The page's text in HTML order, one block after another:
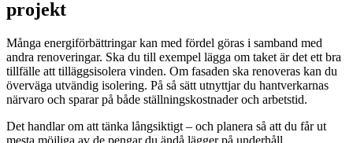
projekt
Många energiförbättringar kan med fördel göras i samband med
andra renoveringar. Ska du till exempel lägga om taket är det ett bra
tillfälle att tilläggsisolera vinden. Om fasaden ska renoveras kan du
överväga utvändig isolering. På så sätt utnyttjar du hantverkarnas
närvaro och sparar på både ställningskostnader och arbetstid.
Det handlar om att tänka långsiktigt – och planera så att du får ut
mesta möjliga av de pengar du ändå lägger på underhåll.